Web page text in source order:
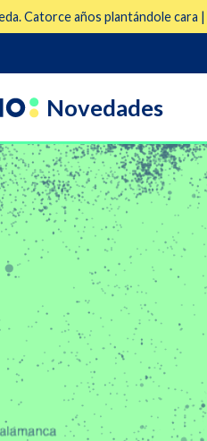
Catorce años plantándole cara |
Novedades